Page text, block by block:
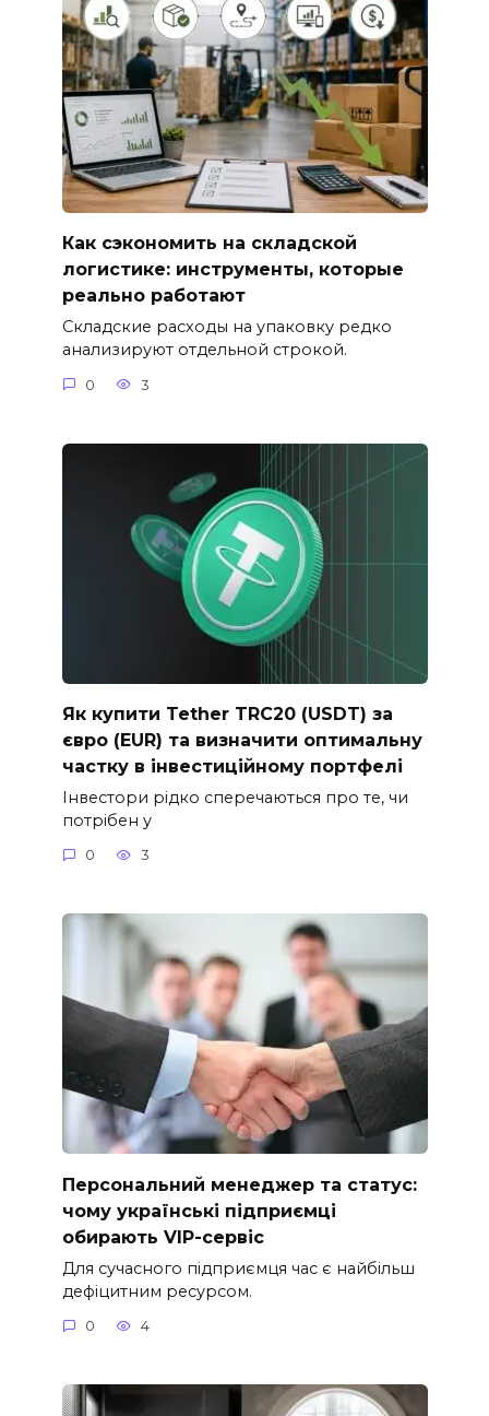
Как сэкономить на складской
логистике: инструменты, которые
реально работают
Складские расходы на упаковку редко
анализируют отдельной строкой.
0 3
Як купити Tether TRC20 (USDT) за
євро (EUR) та визначити оптимальну
частку в інвестиційному портфелі
Інвестори рідко сперечаються про те, чи
потрібен у
0 3
Персональний менеджер та статус:
чому українські підприємці
обирають VIP-сервіс
Для сучасного підприємця час є найбільш
дефіцитним ресурсом.
0 4